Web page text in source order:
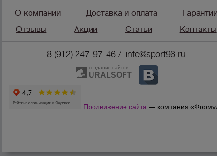
О компании Доставка и оплата
Отзывы
Акции Статьи Контакты
8 (912) 247-97-46 / info@sport96.ru
создание сайтов
URALSOFT
Продвижение сайта — компания